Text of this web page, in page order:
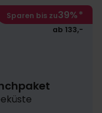
Sparen bis zu39%*
ab 133,-